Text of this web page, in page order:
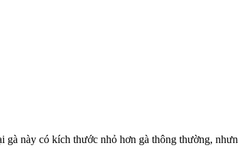
này có kích thước nhỏ hơn gà thông thường,